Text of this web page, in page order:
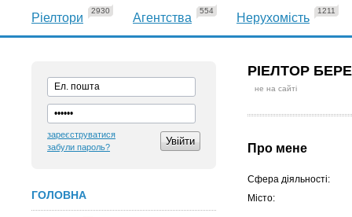
Ріелтори
2930
Агентства
554
Нерухомість
1211
зареєструватися
забули пароль?
ГОЛОВНА
РІЕЛТОР
не на сайті
Про мене
Сфера діяльності:
Місто: